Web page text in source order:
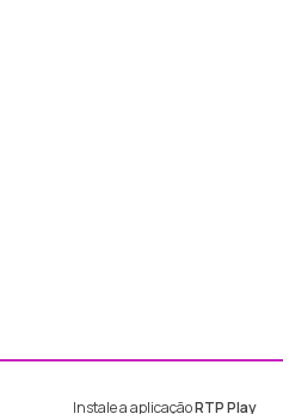
Instale a aplicaçãoRTP Play